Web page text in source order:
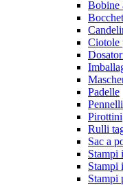
Bobine
Ciotole
Padelle
Pirottini
Rulli
Sac a
Stampi
Stampi
Stampi